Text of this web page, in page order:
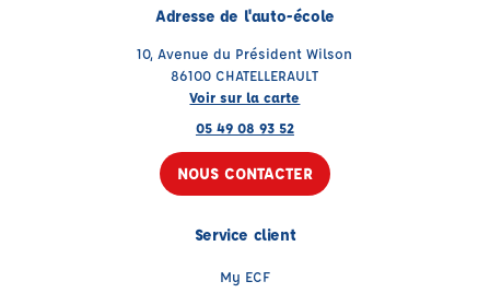
Adresse de l'auto-école
10, Avenue du Président Wilson
86100 CHATELLERAULT
Voir sur la carte
05 49 08 93 52
NOUS CONTACTER
Service client
My ECF